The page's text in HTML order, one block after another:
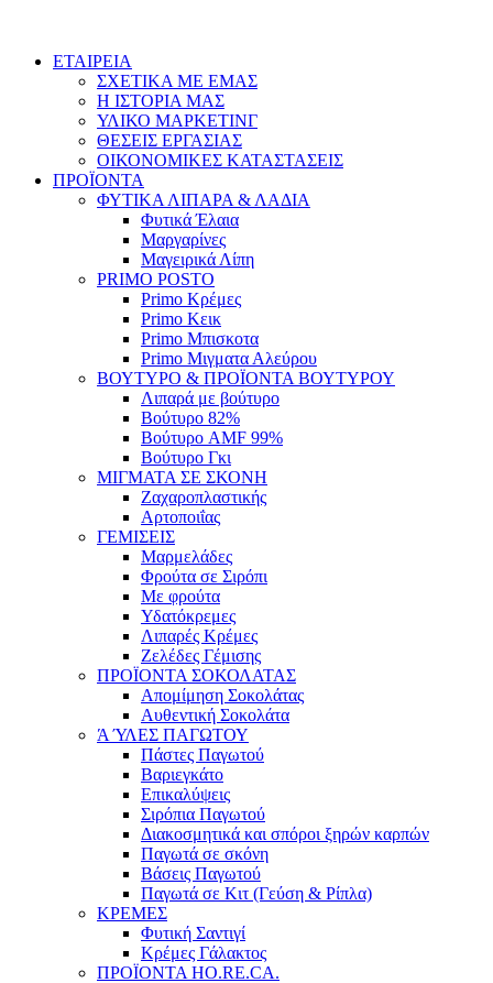
ΕΤΑΙΡΕΙΑ
ΣΧΕΤΙΚΑ ΜΕ ΕΜΑΣ
Η ΙΣΤΟΡΙΑ ΜΑΣ
ΥΛΙΚΟ ΜΑΡΚΕΤΙΝΓ
ΘΕΣΕΙΣ ΕΡΓΑΣΙΑΣ
ΟΙΚΟΝΟΜΙΚΕΣ ΚΑΤΑΣΤΑΣΕΙΣ
ΠΡΟΪΟΝΤΑ
ΦΥΤΙΚΑ ΛΙΠΑΡΑ & ΛΑΔΙΑ
Φυτικά Έλαια
Μαργαρίνες
Μαγειρικά Λίπη
PRIMO POSTO
Primo Κρέμες
Primo Κεικ
Primo Μπισκοτα
Primo Μιγματα Αλεύρου
ΒΟΥΤΥΡΟ & ΠΡΟΪΟΝΤΑ ΒΟΥΤΥΡΟΥ
Λιπαρά με βούτυρο
Βούτυρο 82%
Βούτυρο AMF 99%
Βούτυρο Γκι
ΜΙΓΜΑΤΑ ΣΕ ΣΚΟΝΗ
Ζαχαροπλαστικής
Αρτοποιΐας
ΓΕΜΙΣΕΙΣ
Μαρμελάδες
Φρούτα σε Σιρόπι
Με φρούτα
Υδατόκρεμες
Λιπαρές Κρέμες
Ζελέδες Γέμισης
ΠΡΟΪΟΝΤΑ ΣΟΚΟΛΑΤΑΣ
Απομίμηση Σοκολάτας
Αυθεντική Σοκολάτα
Ά ΎΛΕΣ ΠΑΓΩΤΟΥ
Πάστες Παγωτού
Βαριεγκάτο
Επικαλύψεις
Σιρόπια Παγωτού
Διακοσμητικά και σπόροι ξηρών καρπών
Παγωτά σε σκόνη
Βάσεις Παγωτού
Παγωτά σε Κιτ (Γεύση & Ρίπλα)
ΚΡΕΜΕΣ
Φυτική Σαντιγί
Κρέμες Γάλακτος
ΠΡΟΪΟΝΤΑ HO.RE.CA.